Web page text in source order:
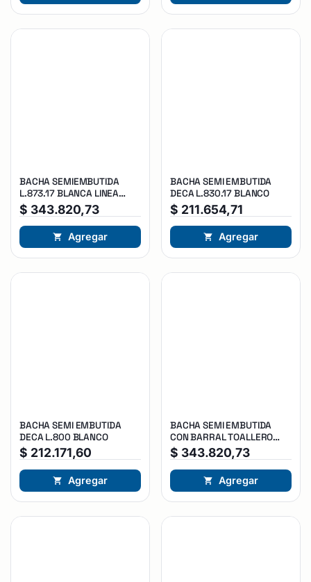
BACHA SEMIEMBUTIDA
L.873.17 BLANCA LINEA
CLASSIC
$ 343.820,73
Agregar
BACHA SEMI EMBUTIDA
DECA L.830.17 BLANCO
$ 211.654,71
Agregar
BACHA SEMI EMBUTIDA
DECA L.800 BLANCO
$ 212.171,60
Agregar
BACHA SEMI EMBUTIDA
CON BARRAL TOALLERO
DECA L.83C BLANCO
$ 343.820,73
Agregar